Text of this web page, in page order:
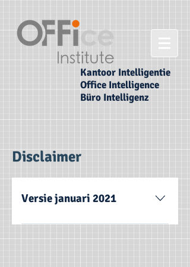
Kantoor Intelligentie
Office Intelligence
Büro Intelligenz
Disclaimer
Versie januari 2021
OFFI Instituut houdt de rechten
met betrekking tot op de websites